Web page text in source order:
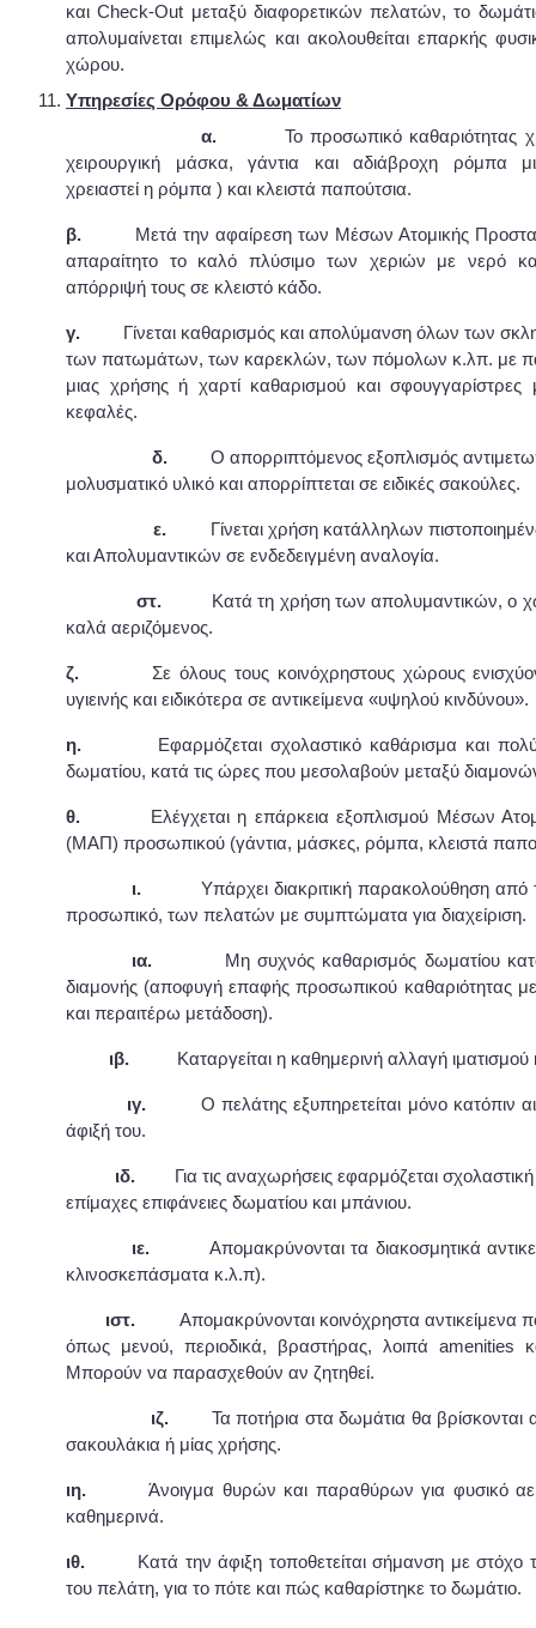
και Check-Out μεταξύ διαφορετικών πελατών, το
απολυμαίνεται επιμελώς και ακολουθείται επαρκής
χώρου.
Υπηρεσίες Ορόφου & Δωματίων
α. Το προσωπικό καθαριότητας
χειρουργική μάσκα, γάντια και αδιάβροχη ρόμπα
χρειαστεί η ρόμπα ) και κλειστά παπούτσια.
β. Μετά την αφαίρεση των Μέσων Ατομικής
απαραίτητο το καλό πλύσιμο των χεριών με νερό
απόρριψή τους σε κλειστό κάδο.
γ. Γίνεται καθαρισμός και απολύμανση όλων των
των πατωμάτων, των καρεκλών, των πόμολων κ.λπ. με
μιας χρήσης ή χαρτί καθαρισμού και
κεφαλές.
δ. Ο απορριπτόμενος εξοπλισμός
μολυσματικό υλικό και απορρίπτεται σε ειδικές σακούλες.
ε. Γίνεται χρήση κατάλληλων
και Απολυμαντικών σε ενδεδειγμένη αναλογία.
στ. Κατά τη χρήση των απολυμαντικών, ο
καλά αεριζόμενος.
ζ. Σε όλους τους κοινόχρηστους χώρους
υγιεινής και ειδικότερα σε αντικείμενα «υψηλού κινδύνου».
η. Εφαρμόζεται σχολαστικό καθάρισμα και πολύ
δωματίου, κατά τις ώρες που μεσολαβούν μεταξύ
θ. Ελέγχεται η επάρκεια εξοπλισμού Μέσων
(ΜΑΠ) προσωπικού (γάντια, μάσκες, ρόμπα, κλειστά
ι. Υπάρχει διακριτική παρακολούθηση από
προσωπικό, των πελατών με συμπτώματα για διαχείριση.
ια. Μη συχνός καθαρισμός δωματίου
διαμονής (αποφυγή επαφής προσωπικού καθαριότητας
και περαιτέρω μετάδοση).
ιβ. Καταργείται η καθημερινή αλλαγή
ιγ.Ο πελάτης εξυπηρετείται μόνο κατόπιν
άφιξή του.
ιδ. Για τις αναχωρήσεις εφαρμόζεται
επίμαχες επιφάνειες δωματίου και μπάνιου.
ιε. Απομακρύνονται τα διακοσμητικά
κλινοσκεπάσματα κ.λ.π).
ιστ. Απομακρύνονται κοινόχρηστα αντικείμενα
όπως μενού, περιοδικά, βραστήρας, λοιπά amenities
Μπορούν να παρασχεθούν αν ζητηθεί.
ιζ. Τα ποτήρια στα δωμάτια θα βρίσκονται
σακουλάκια ή μίας χρήσης.
ιη. Άνοιγμα θυρών και παραθύρων για φυσικό
καθημερινά.
ιθ. Κατά την άφιξη τοποθετείται σήμανση με στόχο
του πελάτη, για το πότε και πώς καθαρίστηκε το δωμάτιο.